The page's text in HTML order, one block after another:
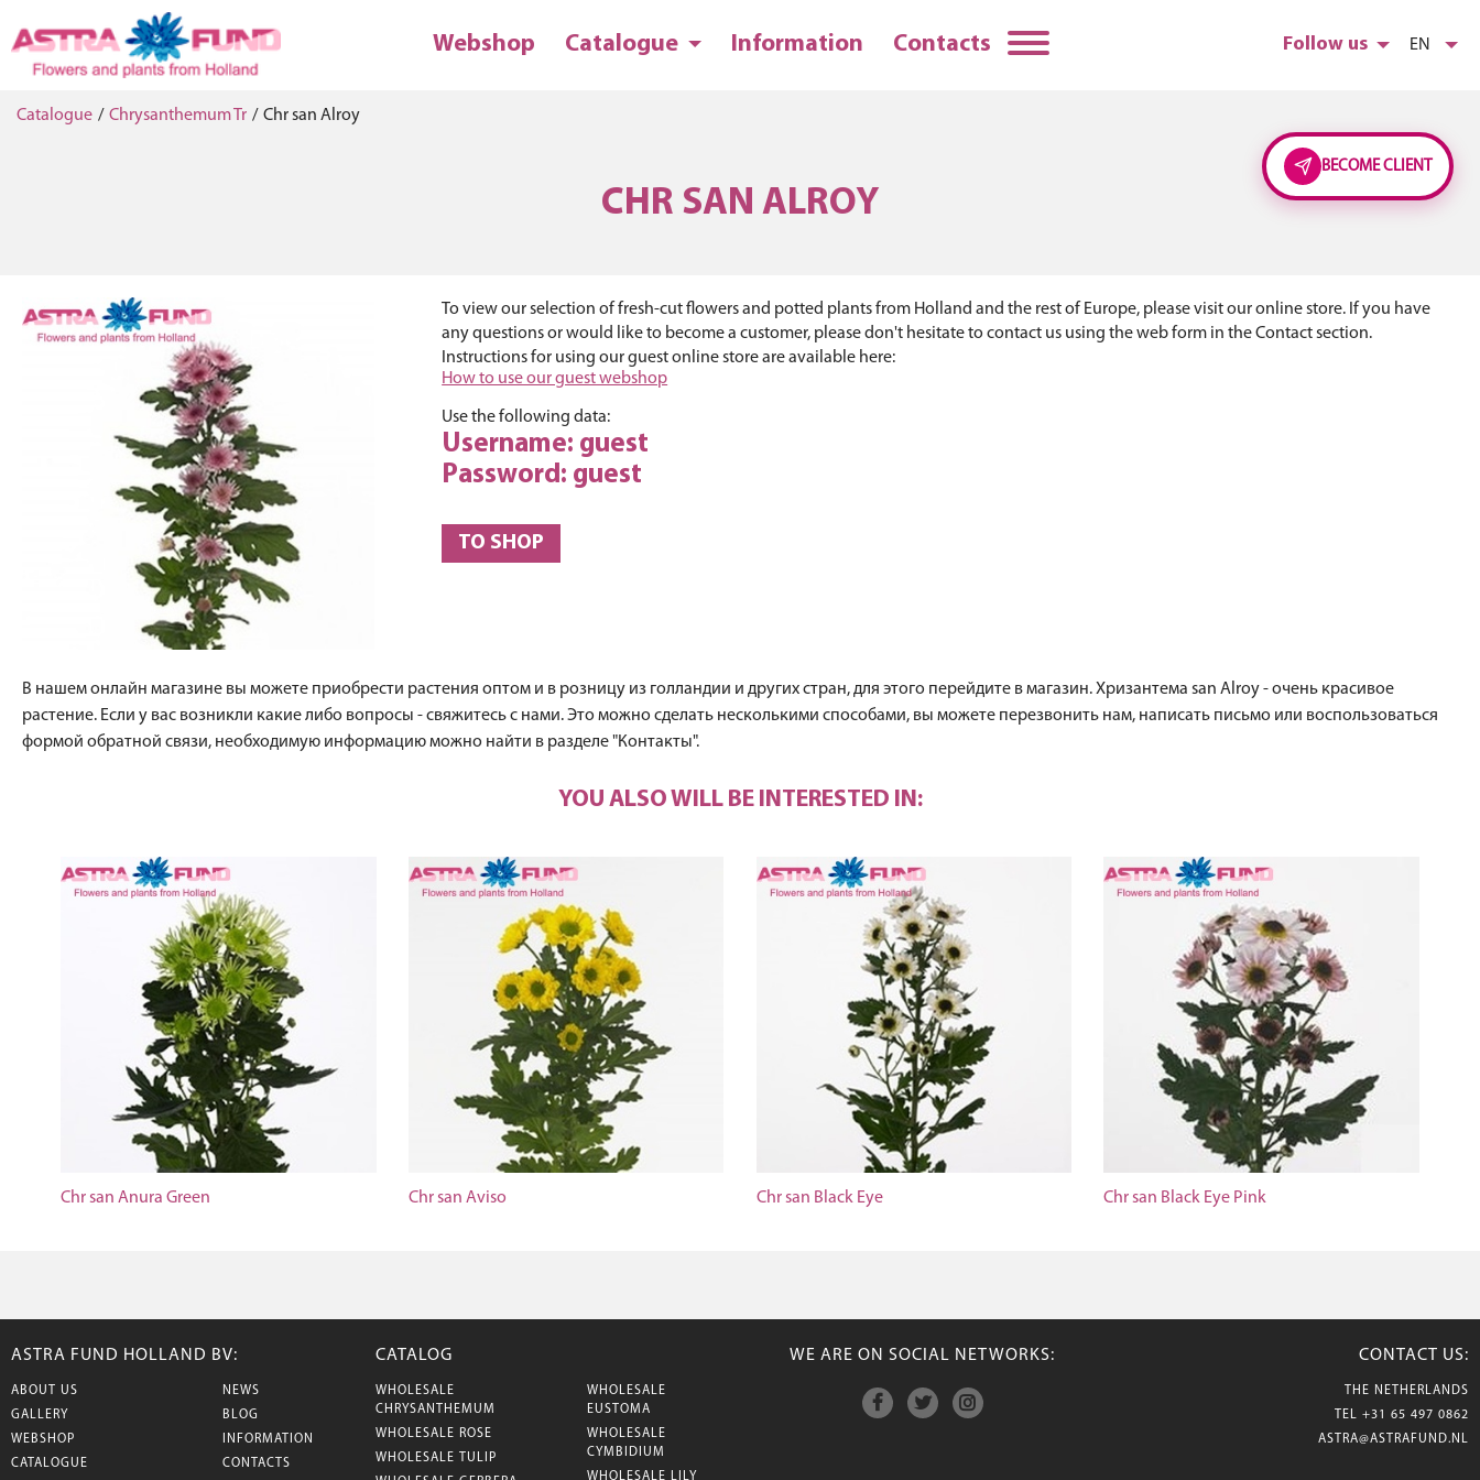
Follow us EN
Webshop Catalogue Information Contacts
Catalogue / Chrysanthemum Tr / Chr san Alroy
CHR SAN ALROY
To view our selection of fresh-cut flowers and potted plants from Holland and the rest of Europe, please visit our online store. If you have
any questions or would like to become a customer, please don't hesitate to contact us using the web form in the Contact section.
Instructions for using our guest online store are available here:
How to use our guest webshop
Use the following data:
Username: guest
Password: guest
TO SHOP
В нашем онлайн магазине вы можете приобрести растения оптом и в розницу из голландии и других стран, для этого перейдите в магазин. Хризантема san Alroy - очень красивое
растение. Если у вас возникли какие либо вопросы - свяжитесь с нами. Это можно сделать несколькими способами, вы можете перезвонить нам, написать письмо или воспользоваться
формой обратной связи, необходимую информацию можно найти в разделе "Контакты".
YOU ALSO WILL BE INTERESTED IN:
Chr san Anura Green Chr san Aviso Chr san Black Eye Chr san Black Eye Pink
ASTRA FUND HOLLAND BV:
ABOUT US
GALLERY
WEBSHOP
CATALOGUE
NEWS
BLOG
INFORMATION
CONTACTS
CATALOG
WHOLESALE
CHRYSANTHEMUM
WHOLESALE ROSE
WHOLESALE TULIP
WHOLESALE
EUSTOMA
WHOLESALE
CYMBIDIUM
WHOLESALE LILY
WE ARE ON SOCIAL NETWORKS: CONTACT US:
THE NETHERLANDS
TEL +31 65 497 0862
ASTRA@ASTRAFUND.NL
BECOME CLIENT